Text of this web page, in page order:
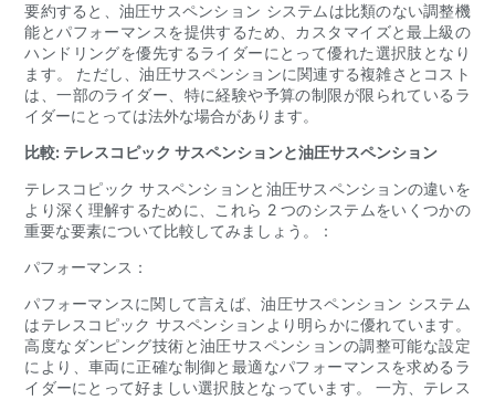
要約すると、油圧サスペンション システムは比類のない調整機
能とパフォーマンスを提供するため、カスタマイズと最上級の
ハンドリングを優先するライダーにとって優れた選択肢となり
ます。 ただし、油圧サスペンションに関連する複雑さとコスト
は、一部のライダー、特に経験や予算の制限が限られているラ
イダーにとっては法外な場合があります。
比較: テレスコピック サスペンションと油圧サスペンション
テレスコピック サスペンションと油圧サスペンションの違いを
より深く理解するために、これら 2 つのシステムをいくつかの
重要な要素について比較してみましょう。：
パフォーマンス：
パフォーマンスに関して言えば、油圧サスペンション システム
はテレスコピック サスペンションより明らかに優れています。
高度なダンピング技術と油圧サスペンションの調整可能な設定
により、車両に正確な制御と最適なパフォーマンスを求めるラ
イダーにとって好ましい選択肢となっています。 一方、テレス